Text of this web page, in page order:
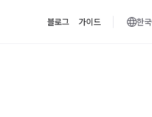
블로그 가이드 한